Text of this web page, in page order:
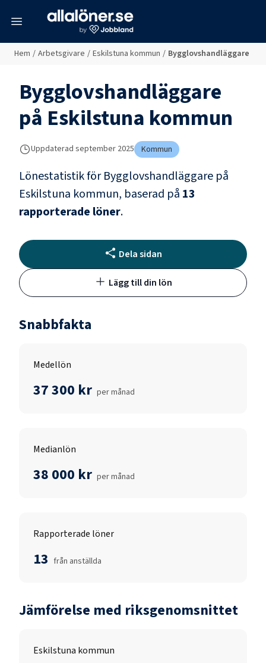
Hem / Arbetsgivare / Eskilstuna kommun / Bygglovshandläggare
Bygglovshandläggare
på Eskilstuna kommun
Uppdaterad september 2025 Kommun
Lönestatistik förBygglovshandläggare på
Eskilstuna kommun, baserad på 13
rapporterade löner.
Dela sidan
Lägg till din lön
Snabbfakta
Medellön
37 300 kr per månad
Medianlön
38 000 kr per månad
Rapporterade löner
13 från anställda
Jämförelse med riksgenomsnittet
Eskilstuna kommun